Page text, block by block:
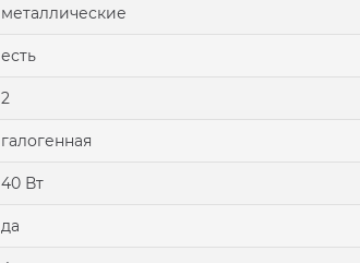
металлические
есть
2
галогенная
40 Вт
да